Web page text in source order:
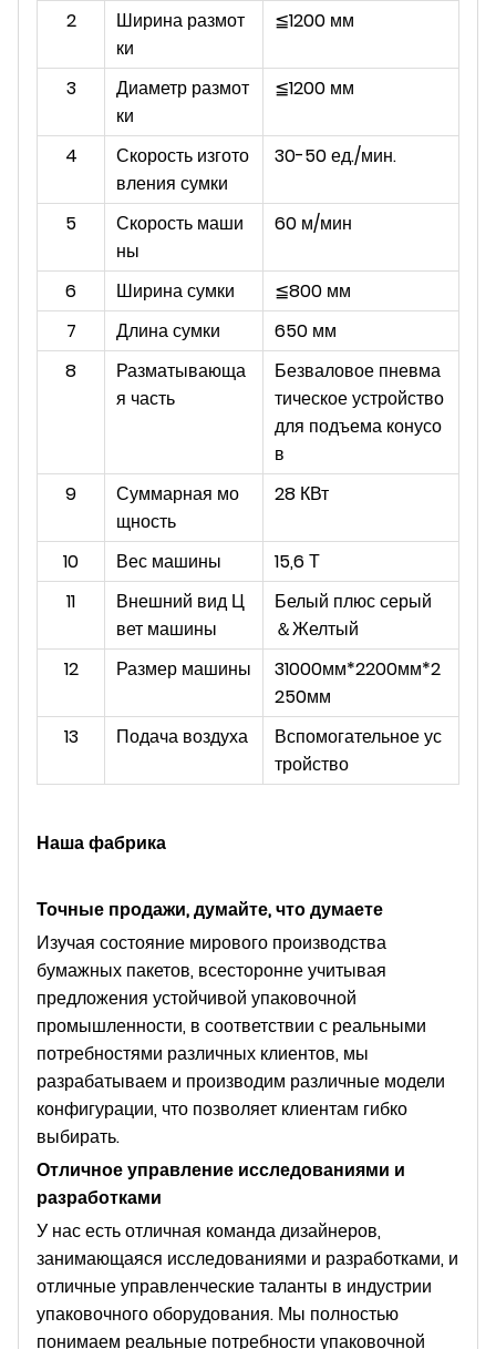
2
Ширина размот
ки
≦1200 мм
3
Диаметр размот
ки
≦1200 мм
4
Скорость изгото
вления сумки
30-50 ед./мин.
5
Скорость маши
ны
60 м/мин
6 Ширина сумки
≦800 мм
7
Длина сумки
650 мм
8
Разматывающа
я часть
Безваловое пневма
тическое устройство
для подъема конусо
в
9
Суммарная мо
щность
28 КВт
10 Вес машины
15,6 Т
11
Внешний вид Ц
вет машины
Белый плюс серый
＆Желтый
12
Размер машины
31000мм*2200мм*2
250мм
13
Подача воздуха
Вспомогательное ус
тройство
Наша фабрика
Точные продажи, думайте, что думаете
Изучая состояние мирового производства
бумажных пакетов, всесторонне учитывая
предложения устойчивой упаковочной
промышленности, в соответствии с реальными
потребностями различных клиентов, мы
разрабатываем и производим различные модели
конфигурации, что позволяет клиентам гибко
выбирать.
Отличное управление исследованиями и
разработками
У нас есть отличная команда дизайнеров,
занимающаяся исследованиями и разработками, и
отличные управленческие таланты в индустрии
упаковочного оборудования. Мы полностью
понимаем реальные потребности упаковочной